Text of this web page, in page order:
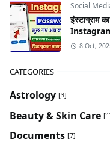
Social
इंस्टाग्राम
8 Oct,
CATEGORIES
Astrology [3]
Beauty & Skin Care
Documents [7]